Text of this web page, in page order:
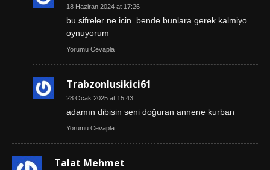
18 Haziran 2024 at 17:26
bu sifreler ne icin .bende bunlara gerek kalmiyo
oynuyorum
Yorumu Cevapla
Trabzonlusikici61
28 Ocak 2025 at 15:43
adamın dibisin seni doğuran annene kurban
Yorumu Cevapla
Talat Mehmet